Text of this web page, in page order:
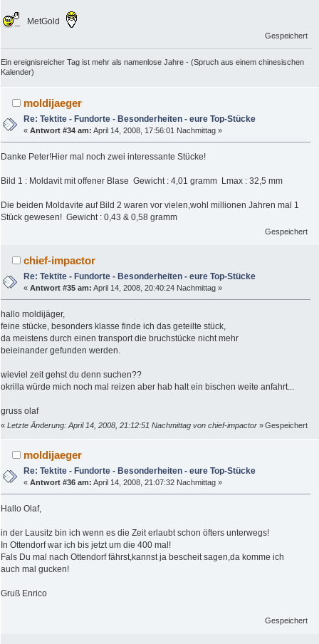
MetGold
Gespeichert
Ein ereignisreicher Tag ist mehr als namenlose Jahre - (Spruch aus einem chinesischen
Kalender)
moldijaeger
Re: Tektite - Fundorte - Besonderheiten - eure Top-Stücke
«Antwort #34 am: April 14, 2008, 17:56:01 Nachmittag »
Danke Peter!Hier mal noch zwei interessante Stücke!
Bild 1 : Moldavit mit offener Blase Gewicht : 4,01 gramm Lmax : 32,5 mm
Die beiden Moldavite auf Bild 2 waren vor vielen,wohl millionen Jahren mal 1
Stück gewesen! Gewicht : 0,43 & 0,58 gramm
Gespeichert
chief-impactor
Re: Tektite - Fundorte - Besonderheiten - eure Top-Stücke
«Antwort #35 am: April 14, 2008, 20:40:24 Nachmittag »
hallo moldijäger,
feine stücke, besonders klasse finde ich das geteilte stück,
da meistens durch einen transport die bruchstücke nicht mehr
beieinander gefunden werden.
wieviel zeit gehst du denn suchen??
okrilla würde mich noch mal reizen aber hab halt ein bischen weite anfahrt...
gruss olaf
« Letzte Änderung: April 14, 2008, 21:12:51 Nachmittag von chief-impactor »Gespeichert
moldijaeger
Re: Tektite - Fundorte - Besonderheiten - eure Top-Stücke
«Antwort #36 am: April 14, 2008, 21:07:32 Nachmittag »
Hallo Olaf,
in der Lausitz bin ich wenn es die Zeit erlaubt schon öfters unterwegs!
In Ottendorf war ich bis jetzt um die 400 mal!
Fals Du mal nach Ottendorf fährst,kannst ja bescheit sagen,da komme ich
auch mal gucken!
Gruß Enrico
Gespeichert